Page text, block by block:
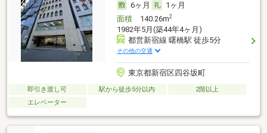
6ヶ月
1ヶ月
面積140.26m2
1982年5月(築44年4ヶ月)
都営新宿線 曙橋駅 徒歩5分
その他の交通
東京都新宿区四谷坂町
即引き渡し可 駅から徒歩5分以内
2階以上
エレベーター